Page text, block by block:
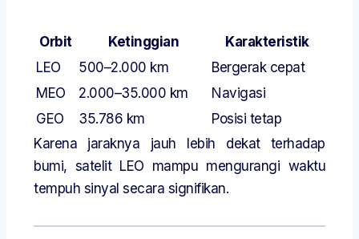
Orbit Ketinggian
Karakteristik
LEO
500–2.000 km
Bergerak cepat
MEO
2.000–35.000 km
Navigasi
GEO
35.786 km
Posisi tetap
Karena jaraknya jauh lebih dekat terhadap
bumi, satelit LEO mampu mengurangi waktu
tempuh sinyal secara signifikan.